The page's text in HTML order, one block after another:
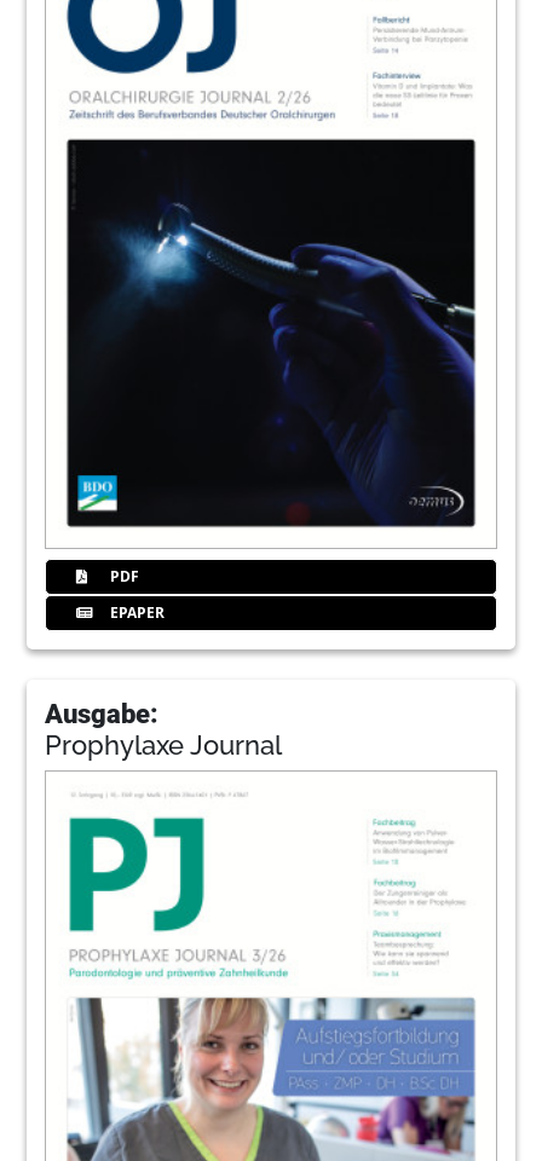
PDF
EPAPER
Ausgabe:
Prophylaxe Journal